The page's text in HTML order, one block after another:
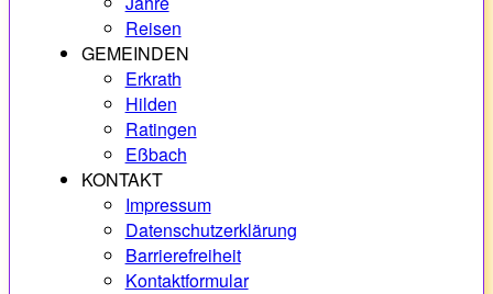
Reisen
GEMEINDEN
Erkrath
Hilden
Ratingen
Eßbach
KONTAKT
Impressum
Datenschutzerklärung
Barrierefreiheit
Kontaktformular